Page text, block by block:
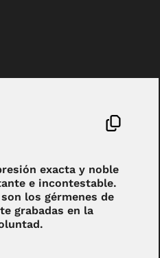
exacta y noble
e incontestable.
los gérmenes de
grabadas en la